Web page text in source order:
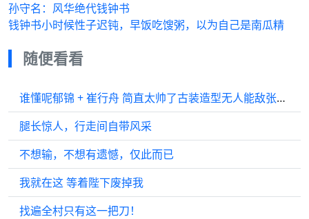
孙守名：风华绝代钱钟书
钱钟书小时候性子迟钝，早饭吃馊粥，以为自己是南瓜精
随便看看
谁懂呢郁锦 + 崔行舟 简直太帅了古装造型无人能敌张晚意 柳舟记
腿长惊人，行走间自带风采
不想输，不想有遗憾，仅此而已
我就在这 等着陛下废掉我
找遍全村只有这一把刀！